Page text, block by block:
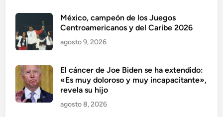
México, campeón de los Juegos
Centroamericanos y del Caribe 2026
agosto 9, 2026
El cáncer de Joe Biden se ha extendido:
«Es muy doloroso y muy incapacitante»,
revela su hijo
agosto 8, 2026